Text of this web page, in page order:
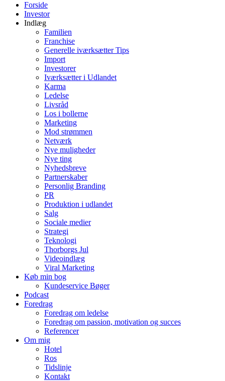
Forside
Investor
Indlæg
Familien
Franchise
Generelle iværksætter Tips
Import
Investorer
Iværksætter i Udlandet
Karma
Ledelse
Livsråd
Los i bollerne
Marketing
Mod strømmen
Netværk
Nye muligheder
Nye ting
Nyhedsbreve
Partnerskaber
Personlig Branding
PR
Produktion i udlandet
Salg
Sociale medier
Strategi
Teknologi
Thorborgs Jul
Videoindlæg
Viral Marketing
Køb min bog
Kundeservice Bøger
Podcast
Foredrag
Foredrag om ledelse
Foredrag om passion, motivation og succes
Referencer
Om mig
Hotel
Ros
Tidslinje
Kontakt